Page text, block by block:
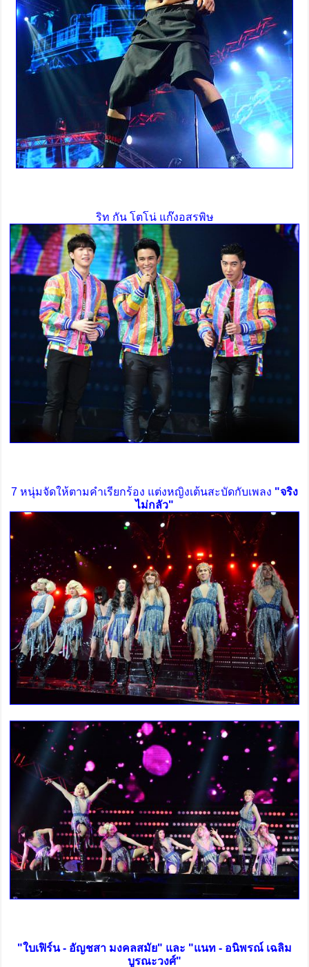
ริท กัน โตโน่ แก๊งอสรพิษ
7 หนุ่มจัดให้ตามคำเรียกร้อง แต่งหญิงเต้นสะบัดกับเพลง "จริง
ไม่กลัว"
"ใบเฟิร์น - อัญชสา มงคลสมัย" และ "แนท - อนิพรณ์ เฉลิม
บูรณะวงศ์"